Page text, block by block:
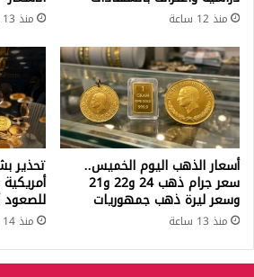
منذ 12 ساعة منذ 13 ساعة
أسعار الذهب اليوم الخميس..
سعر جرام ذهب 24 و22 و21
وسعر ليرة ذهب جمهوريات
منذ 13 ساعة
تحذير
للصعود
منذ 14 ساعة